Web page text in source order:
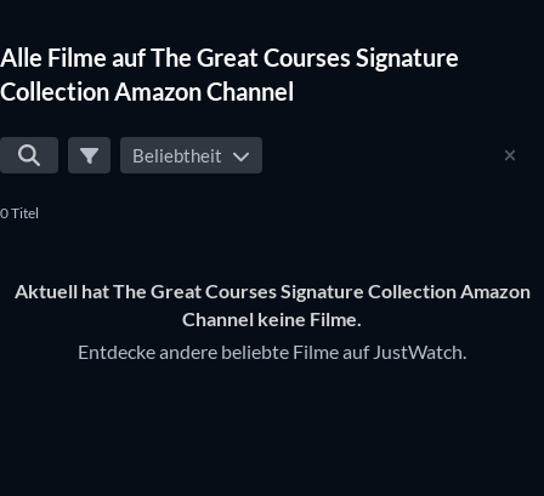
Alle Filme auf The Great Courses Signature
Collection Amazon Channel
Beliebtheit
0 Titel
Aktuell hat The Great Courses Signature Collection Amazon
Channel keine Filme.
Entdecke andere beliebte Filme auf JustWatch.